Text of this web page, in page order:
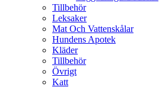
Tillbehör
Leksaker
Mat Och Vattenskålar
Hundens Apotek
Kläder
Tillbehör
Övrigt
Katt